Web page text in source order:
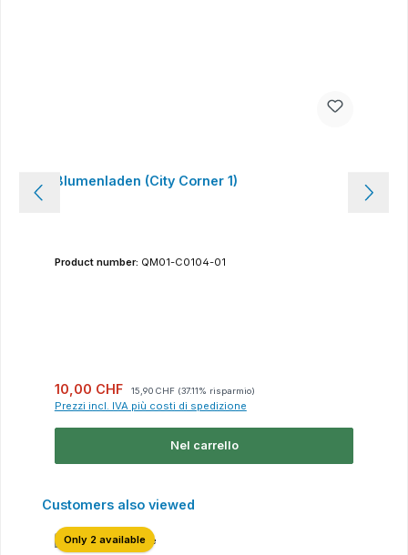
Blumenladen (City Corner 1)
Product number: QM01-C0104-01
Prezzo di vendita:
10,00 CHF 15,90 CHF (37.11% risparmio)
Prezzi incl. IVA più costi di spedizione
Nel carrello
Salta la galleria dei prodotti
Customers also viewed
Only 2 available